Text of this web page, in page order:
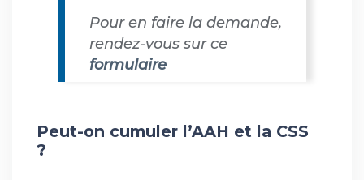
Pour en faire la demande,
rendez-vous sur ce
formulaire
Peut-on cumuler l’AAH et la CSS
?